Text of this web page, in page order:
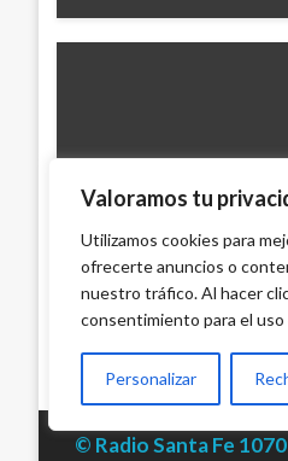
Valoramos tu
Utilizamos cookies para
ofrecerte anuncios o
nuestro tráfico. Al hacer
consentimiento para el uso
Personalizar
Farc incineraron
Ariel Cabrera domingo
© Radio Santa Fe